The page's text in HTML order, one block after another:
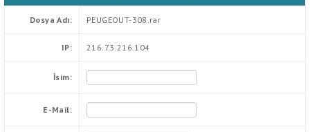
Dosya Adı: PEUGEOUT-308.rar
IP: 216.73.216.104
İsim:
E-Mail: